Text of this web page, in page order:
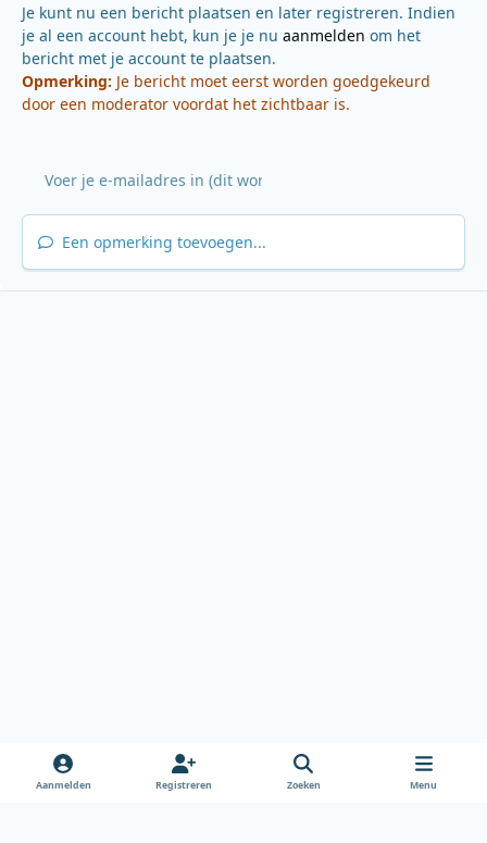
Je kunt nu een bericht plaatsen en later registreren. Indien
je al een account hebt, kun je je nu aanmelden om het
bericht met je account te plaatsen.
Opmerking: Je bericht moet eerst worden goedgekeurd
door een moderator voordat het zichtbaar is.
Een opmerking toevoegen...
Aanmelden Registreren Zoeken Menu